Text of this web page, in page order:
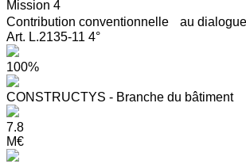
Mission 4
Contribution conventionnelle au
Art. L.2135-11 4°
100%
CONSTRUCTYS - Branche du bâtiment
7.8
M€